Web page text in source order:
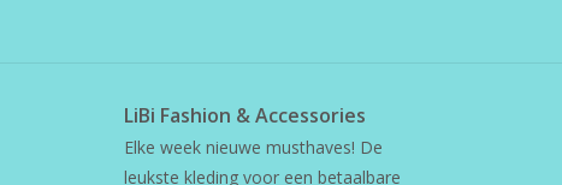
LiBi Fashion & Accessories
Elke week nieuwe musthaves! De
leukste kleding voor een betaalbare